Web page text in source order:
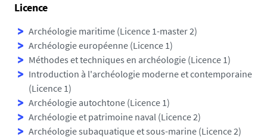
Licence
Archéologie maritime (Licence 1-master 2)
Archéologie européenne (Licence 1)
Méthodes et techniques en archéologie (Licence 1)
Introduction à l'archéologie moderne et contemporaine
(Licence 1)
Archéologie autochtone (Licence 1)
Archéologie et patrimoine naval (Licence 2)
Archéologie subaquatique et sous-marine (Licence 2)